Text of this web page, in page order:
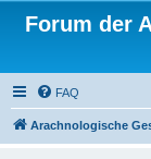
Forum der
FAQ
Arachnologische